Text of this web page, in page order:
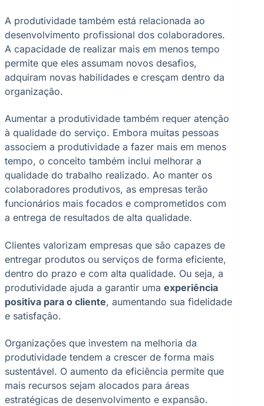
A produtividade também está relacionada ao
desenvolvimento profissional dos colaboradores.
A capacidade de realizar mais em menos tempo
permite que eles assumam novos desafios,
adquiram novas habilidades e cresçam dentro da
organização.
Aumentar a produtividade também requer atenção
à qualidade do serviço. Embora muitas pessoas
associem a produtividade a fazer mais em menos
tempo, o conceito também inclui melhorar a
qualidade do trabalho realizado. Ao manter os
colaboradores produtivos, as empresas terão
funcionários mais focados e comprometidos com
a entrega de resultados de alta qualidade.
Clientes valorizam empresas que são capazes de
entregar produtos ou serviços de forma eficiente,
dentro do prazo e com alta qualidade. Ou seja, a
produtividade ajuda a garantir uma experiência
positiva para o cliente, aumentando sua fidelidade
e satisfação.
Organizações que investem na melhoria da
produtividade tendem a crescer de forma mais
sustentável. O aumento da eficiência permite que
mais recursos sejam alocados para áreas
estratégicas de desenvolvimento e expansão.